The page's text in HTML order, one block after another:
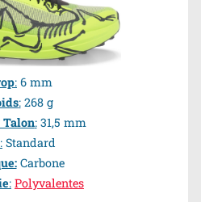
: 6 mm
:268 g
:31,5 mm
: Standard
Carbone
: Polyvalentes